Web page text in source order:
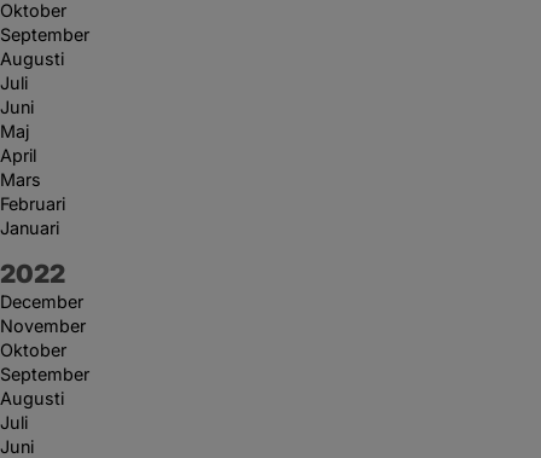
Oktober
September
Augusti
Juli
Juni
Maj
April
Mars
Februari
Januari
År:
2022
December
November
Oktober
September
Augusti
Juli
Juni